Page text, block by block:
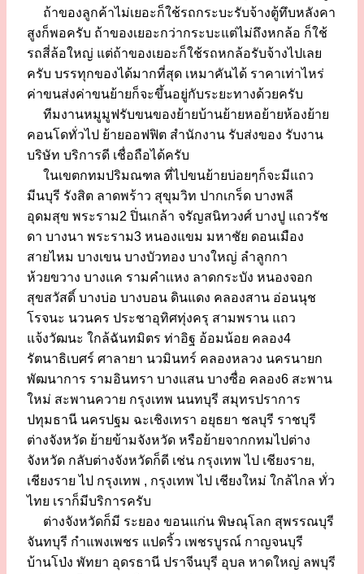
ถ้าของลูกค้าไม่เยอะก็ใช้รถกระบะรับจ้างตู้ทึบหลังคา
สูงก็พอครับ ถ้าของเยอะกว่ากระบะแต่ไม่ถึงหกล้อ ก็ใช้
รถสี่ล้อใหญ่ แต่ถ้าของเยอะก็ใช้รถหกล้อรับจ้างไปเลย
ครับ บรรทุกของได้มากที่สุด เหมาคันได้ ราคาเท่าไหร่
ค่าขนส่งค่าขนย้ายก็จะขึ้นอยู่กับระยะทางด้วยครับ
ทีมงานหมูมูฟรับขนของย้ายบ้านย้ายหอย้ายห้องย้าย
คอนโดทั่วไป ย้ายออฟฟิต สำนักงาน รับส่งของ รับงาน
บริษัท บริการดี เชื่อถือได้ครับ
ในเขตกทมปริมณฑล ที่ไปขนย้ายบ่อยๆก็จะมีแถว
มีนบุรี รังสิต ลาดพร้าว สุขุมวิท ปากเกร็ด บางพลี
อุดมสุข พระราม2 ปิ่นเกล้า จรัญสนิทวงศ์ บางปู แถวรัช
ดา บางนา พระราม3 หนองแขม มหาชัย ดอนเมือง
สายไหม บางเขน บางบัวทอง บางใหญ่ ลำลูกกา
ห้วยขวาง บางแค รามคำแหง ลาดกระบัง หนองจอก
สุขสวัสดิ์ บางบ่อ บางบอน ดินแดง คลองสาน อ่อนนุช
โรจนะ นวนคร ประชาอุทิศทุ่งครุ สามพราน แถว
แจ้งวัฒนะ ใกล้ฉันทมิตร ท่าอิฐ อ้อมน้อย คลอง4
รัตนาธิเบศร์ ศาลายา นวมินทร์ คลองหลวง นครนายก
พัฒนาการ รามอินทรา บางแสน บางซื่อ คลอง6 สะพาน
ใหม่ สะพานควาย กรุงเทพ นนทบุรี สมุทรปราการ
ปทุมธานี นครปฐม ฉะเชิงเทรา อยุธยา ชลบุรี ราชบุรี
ต่างจังหวัด ย้ายข้ามจังหวัด หรือย้ายจากกทมไปต่าง
จังหวัด กลับต่างจังหวัดก็ดี เช่น กรุงเทพ ไป เชียงราย,
เชียงราย ไป กรุงเทพ , กรุงเทพ ไป เชียงใหม่ ใกล้ไกล ทั่ว
ไทย เราก็มีบริการครับ
ต่างจังหวัดก็มี ระยอง ขอนแก่น พิษณุโลก สุพรรณบุรี
จันทบุรี กำแพงเพชร แปดริ้ว เพชรบูรณ์ กาญจนบุรี
บ้านโป่ง พัทยา อุดรธานี ปราจีนบุรี อุบล หาดใหญ่ ลพบุรี